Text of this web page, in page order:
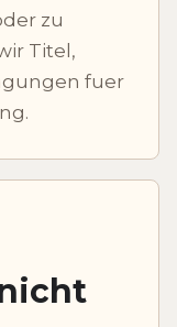
zu
Titel,
fuer